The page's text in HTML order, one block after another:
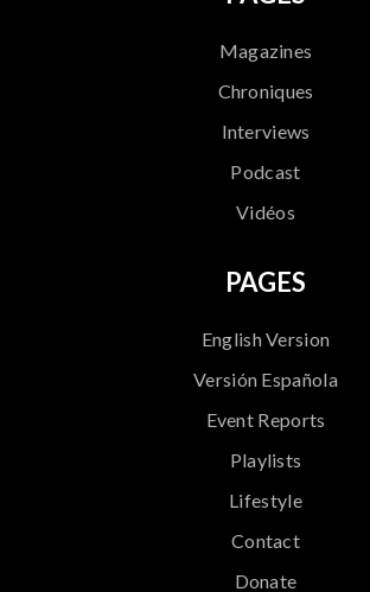
Magazines
Chroniques
Interviews
Podcast
Vidéos
PAGES
English Version
Versión Española
Event Reports
Playlists
Lifestyle
Contact
Donate